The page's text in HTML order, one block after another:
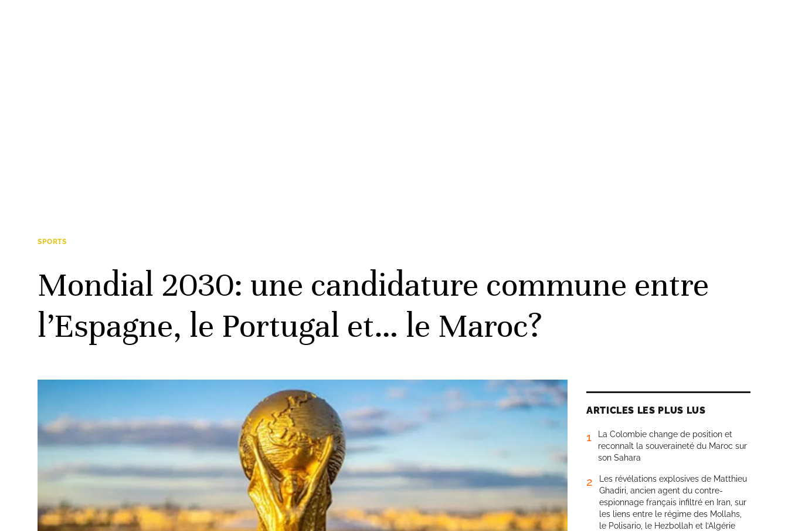
SPORTS
Mondial 2030: une candidature commune entre
l’Espagne, le Portugal et… le Maroc?
ARTICLES LES PLUS LUS
1
La Colombie change de position et
reconnaît la souveraineté du Maroc sur
son Sahara
2
Les révélations explosives de Matthieu
Ghadiri, ancien agent du contre-
espionnage français infiltré en Iran, sur
les liens entre le régime des Mollahs,
le Polisario, le Hezbollah et l’Algérie